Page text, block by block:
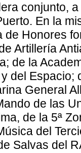
conjunto,
En la
de Honores
Artillería
de la
del Espacio;
General
de las
de la 5ª
del
Salvas del